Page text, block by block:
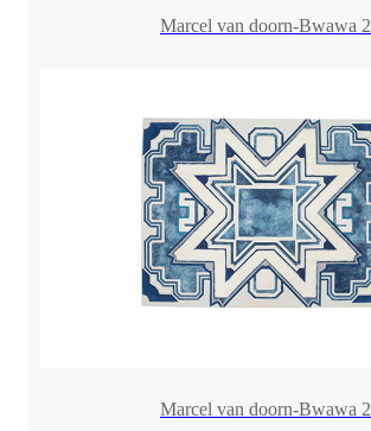
Marcel van doorn-Bwawa 2
Marcel van doorn-Bwawa 2